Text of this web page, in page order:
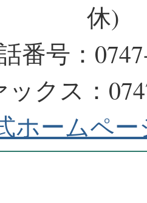
休)
番号：
ックス：
ホームペ